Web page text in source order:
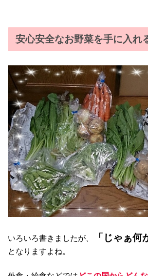
安心安全なお野菜を手に入れ
いろいろ書きましたが、 「じゃぁ何
となりますよね。